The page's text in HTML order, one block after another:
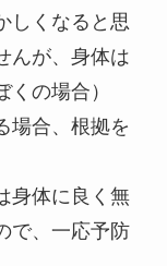
しくなると思
んが、身体は
の場合）
場合、根拠を
身体に良く無
で、一応予防